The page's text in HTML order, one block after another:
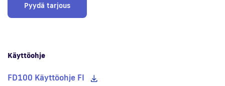
Pyydä tarjous
Käyttöohje
FD100 Käyttöohje FI